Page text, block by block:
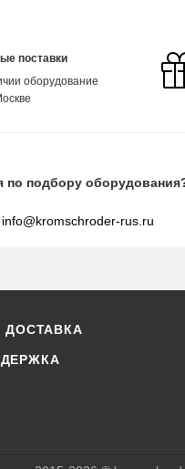
поставки
оборудование
по подбору
info@kromschroder-rus.ru
ДОСТАВКА